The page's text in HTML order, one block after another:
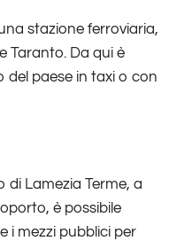
stazione ferroviaria,
Taranto. Da qui è
del paese in taxi o con
di Lamezia Terme, a
è possibile
i mezzi pubblici per